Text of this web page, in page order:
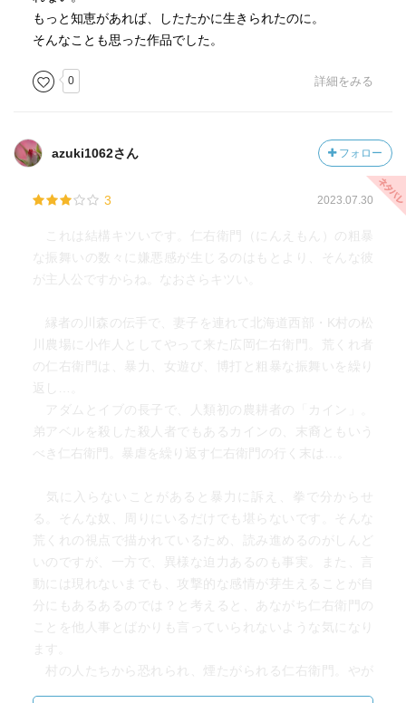
門のように横暴で、不作の大地を新天地求めて歩き続け
る、そんな姿がタイトルからして暗示されてるようにも思
ら「上手いなあ」と思うのである。(本当にそういう意図で
書かれたのかはわからぬが、少なくともタイトルの連想と
だろうか...)
それにしても広岡仁右衛門は絵に描いたような救いようの
ない人物像だが、それでも我が子を愛する心はあり、事故
もっと知恵があれば、したたかに生きられたのに。
そんなことも思った作品でした。
0 詳細をみる
azuki1062さん フォロー
3 2023.07.30
これは結構キツいです。仁右衛門（にんえもん）の粗暴
な振舞いの数々に嫌悪感が生じるのはもとより、そんな彼
が主人公ですからね。なおさらキツい。
縁者の川森の伝手で、妻子を連れて北海道西部・K村の松
川農場に小作人としてやって来た広岡仁右衛門。荒くれ者
の仁右衛門は、暴力、女遊び、博打と粗暴な振舞いを繰り
返し…。
アダムとイブの長子で、人類初の農耕者の「カイン」。
弟アベルを殺した殺人者でもあるカインの、末裔ともいう
べき仁右衛門。暴虐を繰り返す仁右衛門の行く末は…。
気に入らないことがあると暴力に訴え、拳で分からせ
る。そんな奴、周りにいるだけでも堪らないです。そんな
荒くれの視点で描かれているため、読み進めるのがしんど
いのですが、一方で、異様な迫力あるのも事実。また、言
動には現れないまでも、攻撃的な感情が芽生えることが自
分にもあるあるのでは？と考えると、あながち仁右衛門の
ことを他人事とばかりも言っていられないような気になり
ます。
村の人たちから恐れられ、煙たがられる仁右衛門。やが